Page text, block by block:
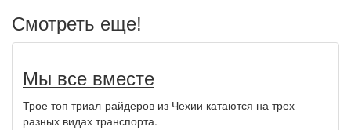
Смотреть еще!
Мы все вместе
Трое топ триал-райдеров из Чехии катаются на трех
разных видах транспорта.